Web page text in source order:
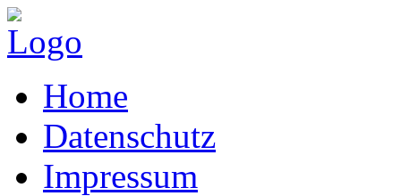
Home
Datenschutz
Impressum